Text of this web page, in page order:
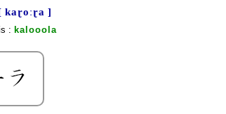
kaɽoːɽa ]
: kalooola